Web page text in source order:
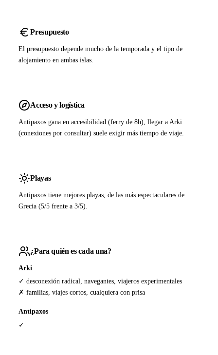
Presupuesto
El presupuesto depende mucho de la temporada y el tipo de
alojamiento en ambas islas.
Acceso y logística
Antipaxos gana en accesibilidad (ferry de 8h); llegar a Arki
(conexiones por consultar) suele exigir más tiempo de viaje.
Playas
Antipaxos tiene mejores playas, de las más espectaculares de
Grecia (5/5 frente a 3/5).
¿Para quién es cada una?
Arki
✓ desconexión radical, navegantes, viajeros experimentales
✗ familias, viajes cortos, cualquiera con prisa
Antipaxos
✓